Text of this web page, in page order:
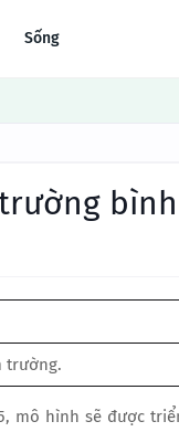
Sống
trường.
mô hình sẽ được